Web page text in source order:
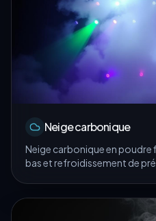
Neige carbonique
Neige carbonique en
bas et refroidissement de